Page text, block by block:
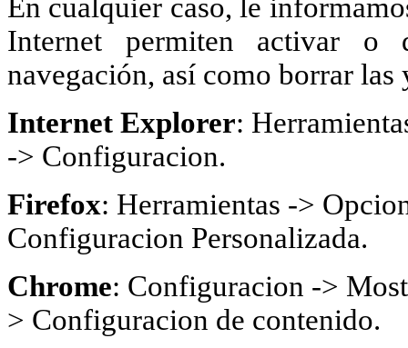
En cualquier caso, le
Internet permiten activar o
navegación, así como borrar las
Internet Explorer:
-> Configuracion.
Firefox: Herramientas ->
Configuracion Personalizada.
Chrome: Configuracion ->
> Configuracion de contenido.